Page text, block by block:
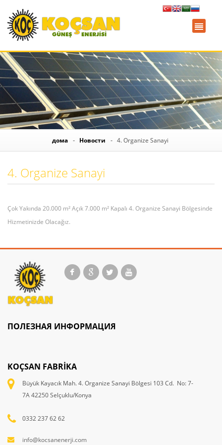
дома Новости 4. Organize Sanayi
4. Organize Sanayi
Çok Yakında 20.000 m² Açık 7.000 m² Kapalı 4. Organize Sanayi Bölgesinde
Hizmetinizde Olacağız.
ПОЛЕЗНАЯ ИНФОРМАЦИЯ
KOÇSAN FABRIKA
Büyük Kayacık Mah. 4. Organize Sanayi Bölgesi 103 Cd. No: 7-
7A 42250 Selçuklu/Konya
0332 237 62 62
info@kocsanenerji.com